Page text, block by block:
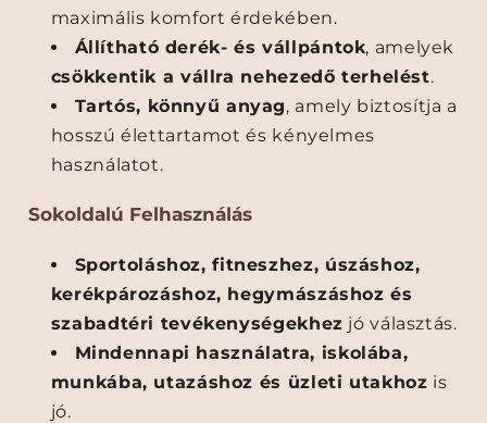
é
n
k
c
s
ö
k
n
é
s
e
é
n
k
n
ö
v
l
s
maximális komfort érdekében.
Állítható derék- és vállpántok, amelyek
csökkentik a vállra nehezedő terhelést.
Tartós, könnyű anyag, amely biztosítja a
hosszú élettartamot és kényelmes
használatot.
Sokoldalú Felhasználás
Sportoláshoz, fitneszhez, úszáshoz,
kerékpározáshoz, hegymászáshoz és
szabadtéri tevékenységekhez jó választás.
Mindennapi használatra, iskolába,
munkába, utazáshoz és üzleti utakhoz is
jó.